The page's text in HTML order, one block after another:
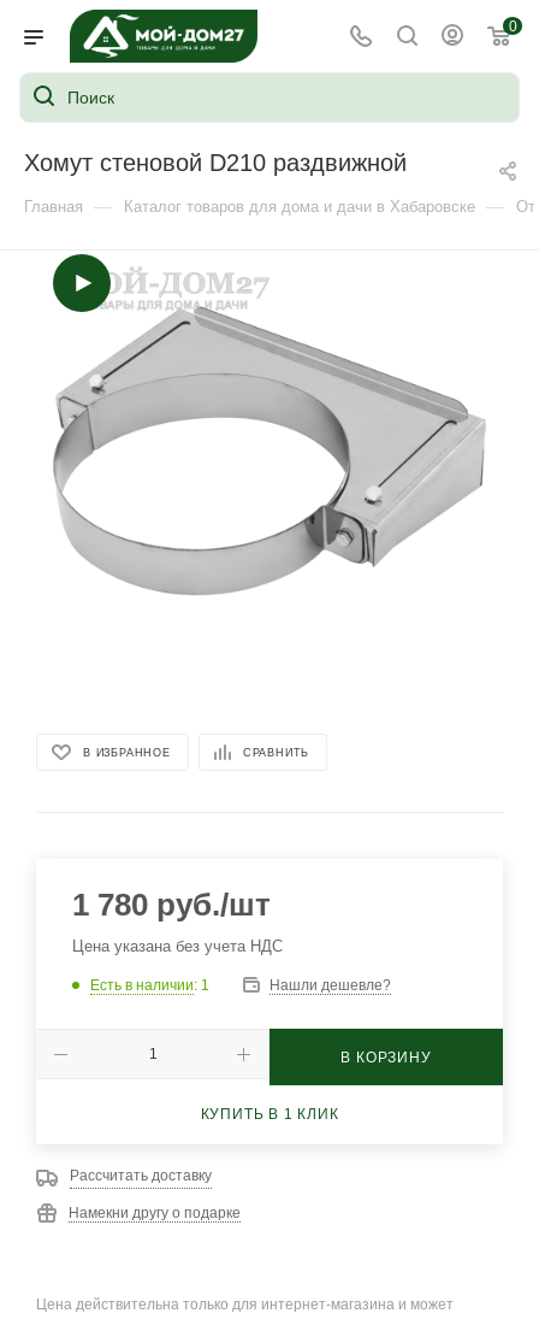
0
Хомут стеновой D210 раздвижной
Главная — Каталог товаров для дома и дачи в Хабаровске —
В ИЗБРАННОЕ СРАВНИТЬ
1 780 руб./шт
Цена указана без учета НДС
Есть в наличии: 1 Нашли дешевле?
В КОРЗИНУ
КУПИТЬ В 1 КЛИК
Рассчитать доставку
Намекни другу о подарке
Цена действительна только для интернет-магазина и может